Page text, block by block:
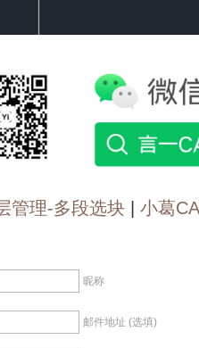
管理-多段选块| 小葛
昵称
邮件地址 (选填)